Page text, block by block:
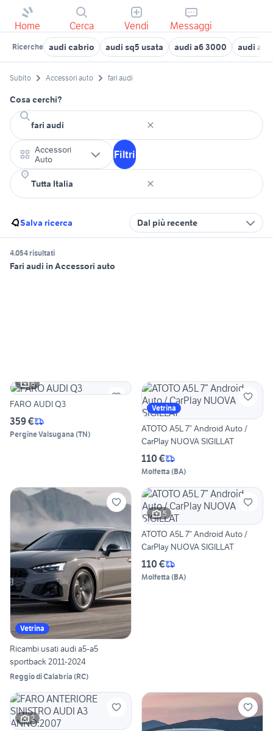
Home Cerca Vendi Messaggi
Ricerche audi cabrio audi sq5 usata audi a6 3000 audi a6
Subito Accessori auto fari audi
Cosa cerchi?
Accessori
Auto
Filtri
Salva ricerca Dal più recente
4.054 risultati
Fari audi in Accessori auto
6
FARO AUDI Q3
359 €
Pergine Valsugana (TN)
Vetrina
ATOTO A5L 7” Android Auto /
CarPlay NUOVA SIGILLAT
110 €
Molfetta (BA)
Vetrina
Ricambi usati audi a5-a5
sportback 2011-2024
Reggio di Calabria (RC)
5
ATOTO A5L 7” Android Auto /
CarPlay NUOVA SIGILLAT
110 €
Molfetta (BA)
2